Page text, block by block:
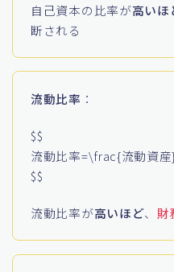
自己資本の比率が高いほ
断される
流動比率 ：
$$
流動比率=\frac{流動資
$$
流動比率が高いほど、 財